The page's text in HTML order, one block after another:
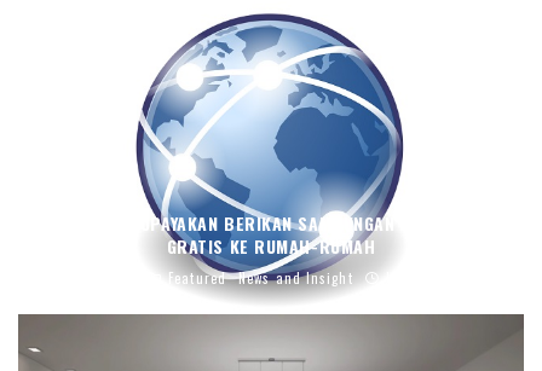
AMERIKA UPAYAKAN BERIKAN SAMBUNGAN INTERNET
GRATIS KE RUMAH-RUMAH
Featured News and Insight